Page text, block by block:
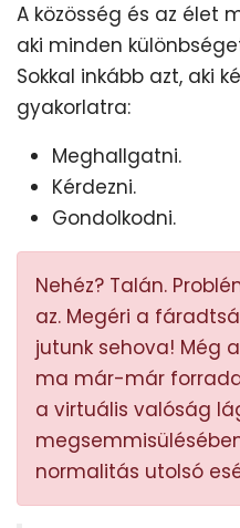
A közösség és az élet
aki minden
Sokkal inkább azt, aki
gyakorlatra:
Meghallgatni.
Kérdezni.
Gondolkodni.
Nehéz? Talán.
az. Megéri a
jutunk sehova! Még
ma már-már
a virtuális valóság
normalitás utolsó